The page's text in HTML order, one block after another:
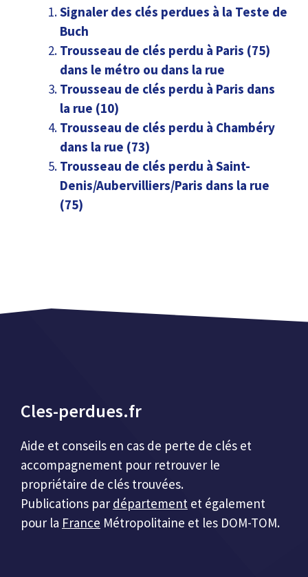
Signaler des clés perdues à la Teste de
Buch
Trousseau de clés perdu à Paris (75)
dans le métro ou dans la rue
Trousseau de clés perdu à Paris dans
la rue (10)
Trousseau de clés perdu à Chambéry
dans la rue (73)
Trousseau de clés perdu à Saint-
Denis/Aubervilliers/Paris dans la rue
(75)
Cles-perdues.fr
Aide et conseils en cas de perte de clés et
accompagnement pour retrouver le
propriétaire de clés trouvées.
Publications par département et également
pour la France Métropolitaine et les DOM-TOM.